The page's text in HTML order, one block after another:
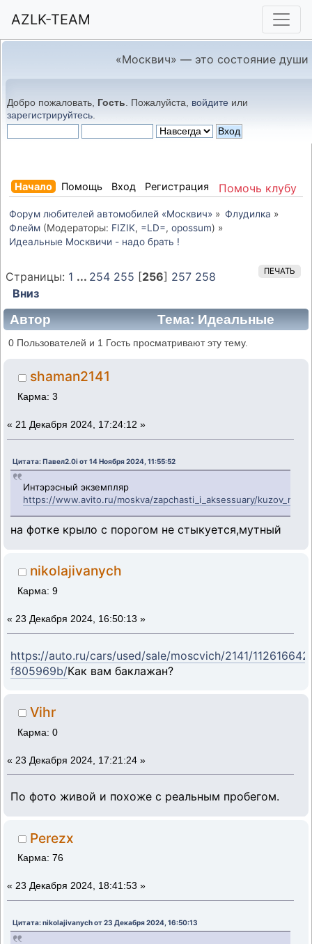
AZLK-TEAM
«Москвич» — это состояние души
Добро пожаловать, Гость . Пожалуйста, войдите или
зарегистрируйтесь
Помочь клубу
Начало Помощь Вход Регистрация
Форум любителей автомобилей «Москвич» » Флудилка »
Флейм (Модераторы: FIZIK, =LD=, opossum) »
Идеальные Москвичи - надо брать !
ПЕЧАТЬ
Страницы: 1 ... 254 255 [256] 257 258
Вниз
Автор
Тема: Идеальные
Москвичи - надо брать ! (Прочитано
804000 раз)
0 Пользователей и 1 Гость просматривают эту тему.
shaman2141
Карма: 3
« 21 Декабря 2024, 17:24:12 »
Цитата: Павел2.0i от 14 Ноября 2024, 11:55:52
Интэрэсный экземпляр
https://www.avito.ru/moskva/zapchasti_i_aksessuary/
на фотке крыло с порогом не стыкуется,мутный
nikolajivanych
Карма: 9
« 23 Декабря 2024, 16:50:13 »
https://auto.ru/cars/used/sale/moscvich/2141/
f805969b/Как вам баклажан?
Vihr
Карма: 0
« 23 Декабря 2024, 17:21:24 »
По фото живой и похоже с реальным пробегом.
Perezx
Карма: 76
« 23 Декабря 2024, 18:41:53 »
Цитата: nikolajivanych от 23 Декабря 2024, 16:50:13